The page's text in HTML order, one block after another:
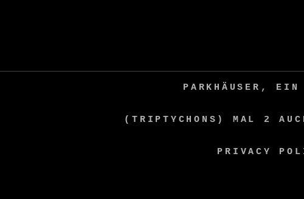
PARKHÄUSER, EIN
(TRIPTYCHONS) MAL 2
PRIVACY